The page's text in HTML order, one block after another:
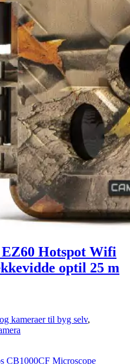
Hotspot Wifi
optil 25 m
kameraer til byg selv,